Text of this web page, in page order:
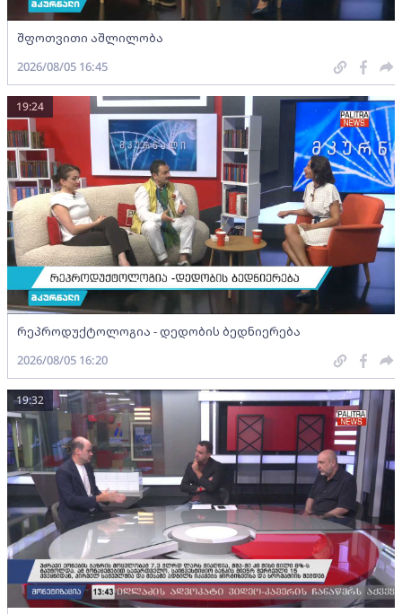
შფოთვითი აშლილობა
2026/08/05 16:45
რეპროდუქტოლოგია - დედობის ბედნიერება
19:24
2026/08/05 16:20
19:32